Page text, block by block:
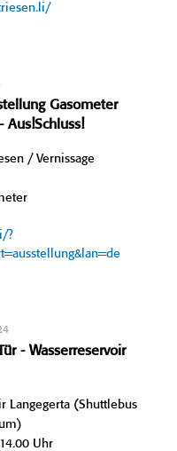
Gasometer
Aus!Schluss!
/ Vernissage
?
- Wasserreservoir
Langegerta (Shuttlebus
Uhr